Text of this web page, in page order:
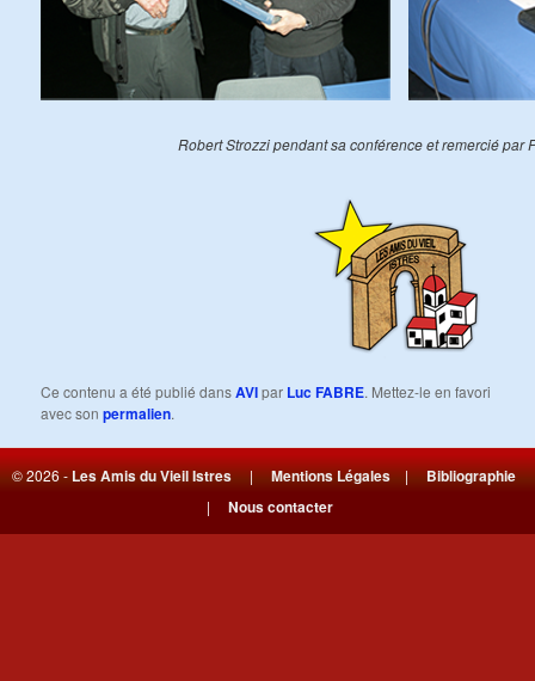
Robert Strozzi pendant sa conférence et remercié par
Ce contenu a été publié dansAVIpar Luc FABRE. Mettez-le en favori
avec sonpermalien.
© 2026 -Les Amis du Vieil Istres|Mentions Légales|Bibliographie
| Nous contacter